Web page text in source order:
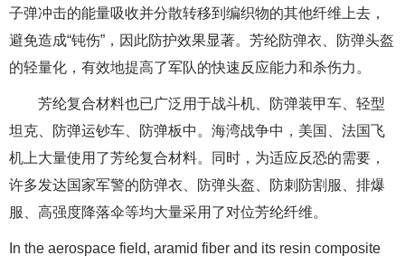
子弹冲击的能量吸收并分散转移到编织物的其他纤维上去，
避免造成“钝伤”，因此防护效果显著。芳纶防弹衣、防弹头盔
的轻量化，有效地提高了军队的快速反应能力和杀伤力。
芳纶复合材料也已广泛用于战斗机、防弹装甲车、轻型
坦克、防弹运钞车、防弹板中。海湾战争中，美国、法国飞
机上大量使用了芳纶复合材料。同时，为适应反恐的需要，
许多发达国家军警的防弹衣、防弹头盔、防刺防割服、排爆
服、高强度降落伞等均大量采用了对位芳纶纤维。
In the aerospace field, aramid fiber and its resin composite